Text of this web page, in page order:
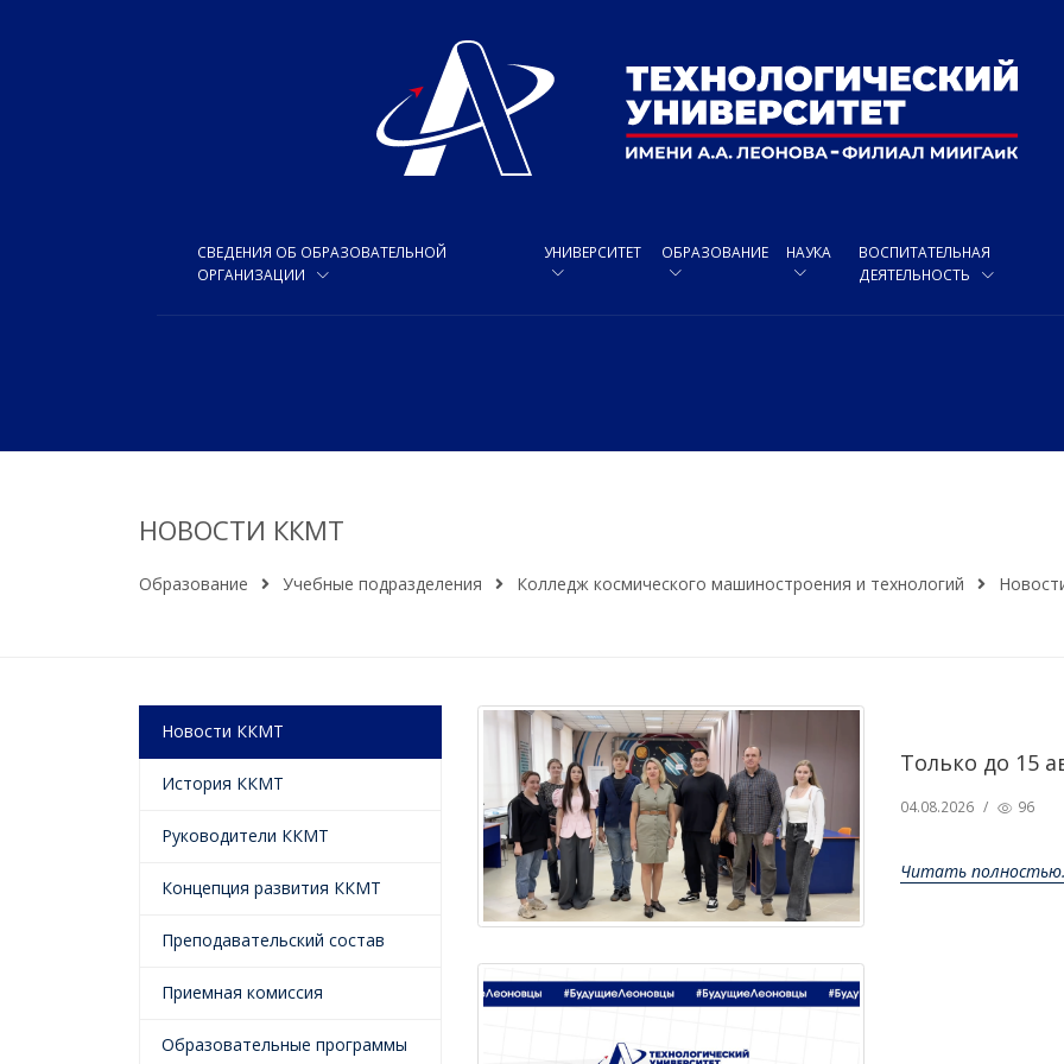
СВЕДЕНИЯ ОБ ОБРАЗОВАТЕЛЬНОЙ
ОРГАНИЗАЦИИ
УНИВЕРСИТЕТ ОБРАЗОВАНИЕ НАУКА
ВОСПИТАТЕЛЬНАЯ
ДЕЯТЕЛЬНОСТЬ
НОВОСТИ ККМТ
Образование Учебные подразделения Колледж космического машиностроения и технологий
Новости ККМТ
История ККМТ
Руководители ККМТ
Концепция развития ККМТ
Преподавательский состав
Приемная комиссия
Образовательные программы
Только до 15
04.08.2026 / 96
Читать